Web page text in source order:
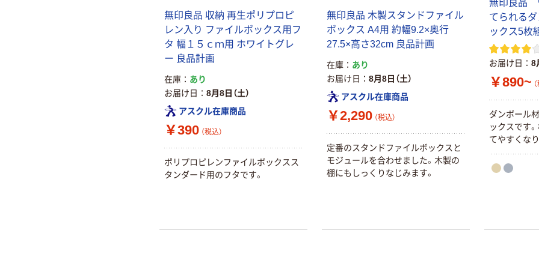
無印良品 収納 再生ポリプロピ
レン入り ファイルボックス用フ
タ 幅１５ｃｍ用 ホワイトグレ
ー 良品計画
在庫
あり
お届け日
8月8日（土）
アスクル在庫商品
￥390 （税込）
ポリプロピレンファイルボックスス
タンダード用のフタです。
無印良品 木製スタンドファイル
ボックス A4用 約幅9.2×奥行
27.5×高さ32cm 良品計画
在庫
あり
お届け日
8月8日（土）
アスクル在庫商品
￥2,290 （税込）
定番のスタンドファイルボックスと
モジュールを合わせました。木製の
棚にもしっくりなじみます。
無印良品
てられる
ックス5枚
お届け日 8
￥890~
ダンボール
ックスです
てやすくな